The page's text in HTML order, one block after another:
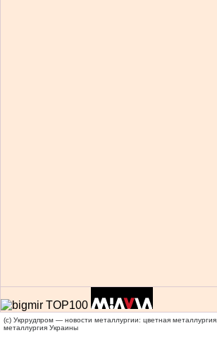
(c) Укррудпром — новости металлургии: цветная
металлургия Украины